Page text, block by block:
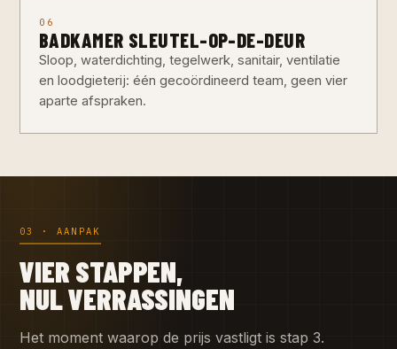
06
BADKAMER SLEUTEL-OP-DE-DEUR
Sloop, waterdichting, tegelwerk, sanitair, ventilatie
en loodgieterij: één gecoördineerd team, geen vier
aparte afspraken.
03 · AANPAK
VIER STAPPEN,
NUL VERRASSINGEN
Het moment waarop de prijs vastligt is stap 3.